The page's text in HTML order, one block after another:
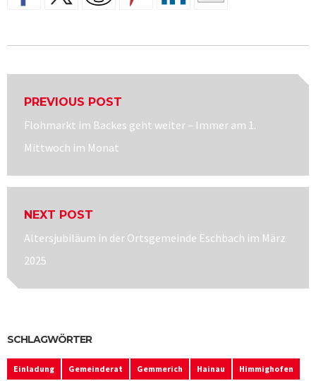
PREVIOUS POST
Previous
post:
Flohmarkt im Backes geht weiter – Immer am 1.
Mittwoch im Monat
NEXT POST
Next
post:
Altersjubiläum in der Ortsgemeinde Eschbach im März
2025
SCHLAGWÖRTER
Einladung Gemeinderat Gemmerich Hainau Himmighofen